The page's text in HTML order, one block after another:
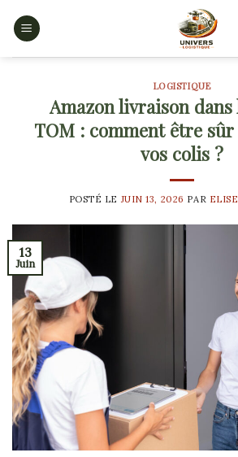
LOGISTIQUE
Amazon livraison
TOM : comment être
vos colis ?
POSTÉ LE JUIN 13, 2026 PAR
13
Juin